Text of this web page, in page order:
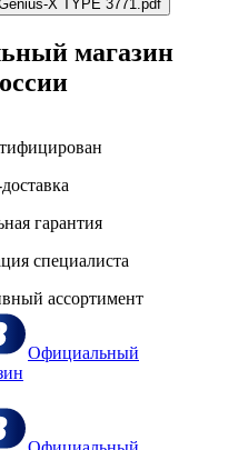
X TYPE 3771.pdf
магазин
гарантия
специалиста
ассортимент
Официальный